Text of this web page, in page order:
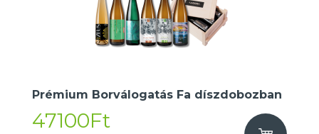
Prémium Borválogatás Fa díszdobozban
47100Ft